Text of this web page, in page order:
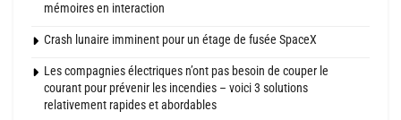
mémoires en interaction
Crash lunaire imminent pour un étage de fusée SpaceX
Les compagnies électriques n’ont pas besoin de couper le
courant pour prévenir les incendies – voici 3 solutions
relativement rapides et abordables